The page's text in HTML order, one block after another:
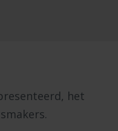
het